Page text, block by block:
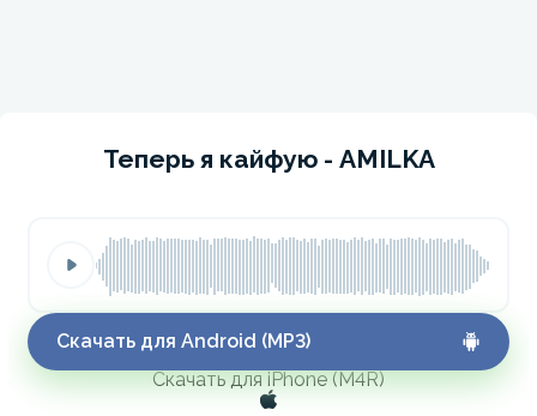
Теперь я кайфую - AMILKA
Скачать для Android (MP3)
Скачать для iPhone (M4R)